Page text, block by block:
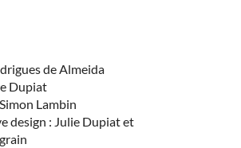
de Almeida
Dupiat
Lambin
design : Julie Dupiat et